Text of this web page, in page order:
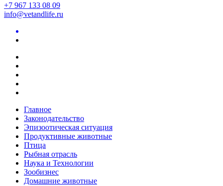
+7 967 133 08 09
info@vetandlife.ru
Главное
Законодательство
Эпизоотическая ситуация
Продуктивные животные
Птица
Рыбная отрасль
Наука и Технологии
Зообизнес
Домашние животные